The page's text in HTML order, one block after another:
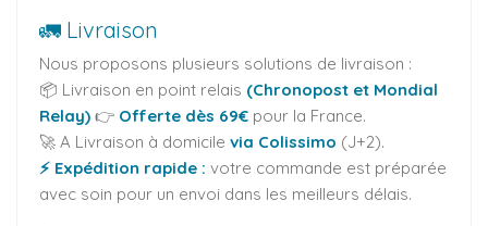
🚛 Livraison
Nous proposons plusieurs solutions de livraison :
📦 Livraison en point relais (Chronopost et Mondial
Relay) 👉 Offerte dès 69€ pour la France.
🚀 A Livraison à domicile via Colissimo (J+2).
⚡ Expédition rapide : votre commande est préparée
avec soin pour un envoi dans les meilleurs délais.